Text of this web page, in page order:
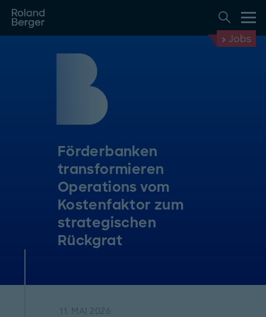
Jobs
Förderbanken
transformieren
Operations vom
Kostenfaktor zum
strategischen
Rückgrat
11. MAI 2026